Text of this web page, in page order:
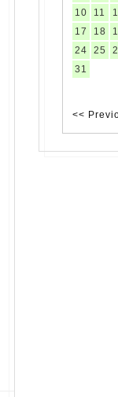
<<
10
11
17
18
24
25
31